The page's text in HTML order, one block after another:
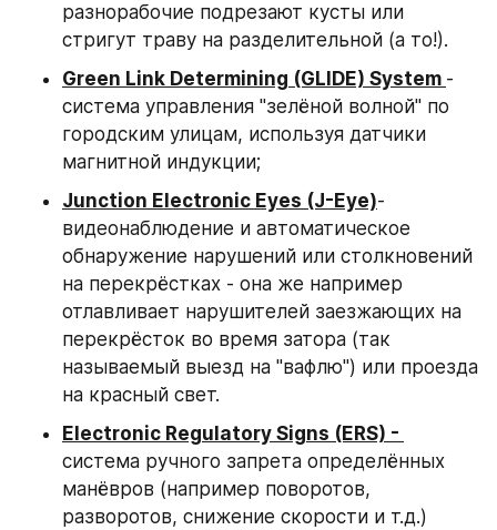
разнорабочие подрезают кусты или
стригут траву на разделительной (а то!).
Green Link Determining (GLIDE) System -
система управления "зелёной волной" по
городским улицам, используя датчики
магнитной индукции;
Junction Electronic Eyes (J-Eye)-
видеонаблюдение и автоматическое
обнаружение нарушений или столкновений
на перекрёстках - она же например
отлавливает нарушителей заезжающих на
перекрёсток во время затора (так
называемый выезд на "вафлю") или проезда
на красный свет.
система ручного запрета определённых
манёвров (например поворотов,
разворотов, снижение скорости и т.д.)